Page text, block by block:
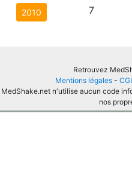
2010 7
Retrouvez
Mentions légales -
MedShake.net n'utilise aucun code
nos